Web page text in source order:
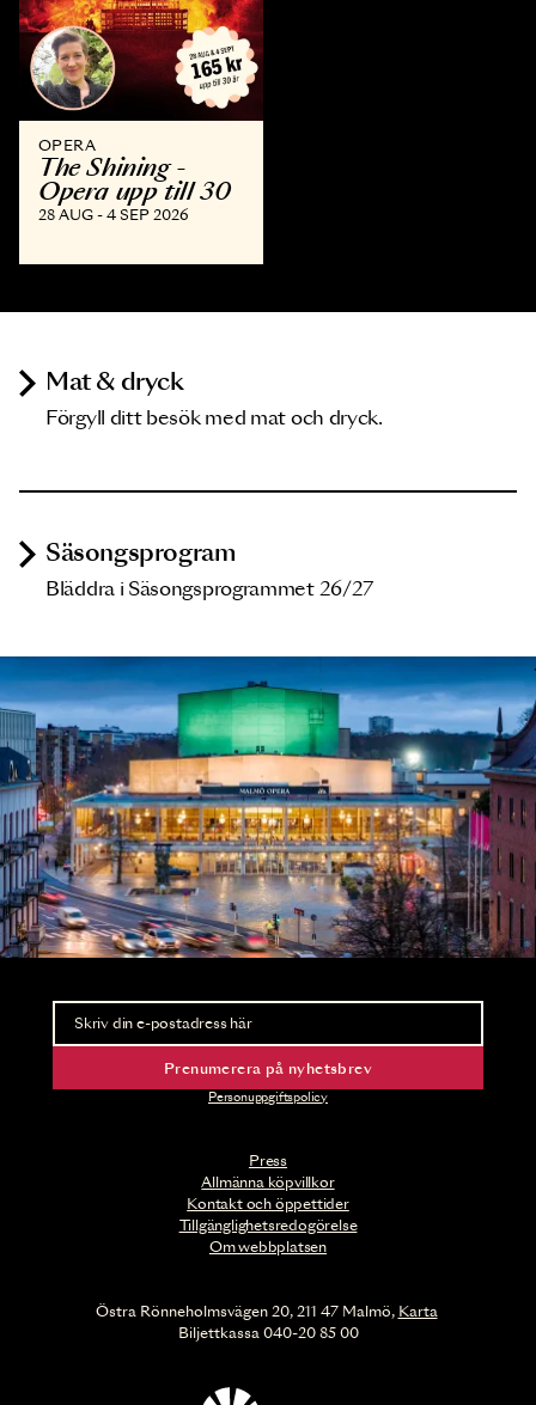
OPERA
The Shining -
Opera upp till 30
28 AUG - 4 SEP 2026
Mat & dryck
Förgyll ditt besök med mat och dryck.
Säsongsprogram
Bläddra i Säsongsprogrammet 26/27
Press
Allmänna köpvillkor
Kontakt och öppettider
Tillgänglighetsredogörelse
Om webbplatsen
Nyhetsbrev
Ta del av förhandsinformation och biljettsläpp.
Prenumerera på nyhetsbrev
Personuppgiftspolicy
Östra Rönneholmsvägen 20, 211 47 Malmö, Karta
Biljettkassa 040-20 85 00